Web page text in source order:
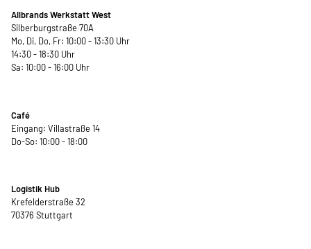
Allbrands Werkstatt West
Silberburgstraße 70A
Mo, Di, Do, Fr: 10:00 - 13:30 Uhr
14:30 - 18:30 Uhr
Sa: 10:00 - 16:00 Uhr
Café
Eingang: Villastraße 14
Do-So: 10:00 - 18:00
Logistik Hub
Krefelderstraße 32
70376 Stuttgart